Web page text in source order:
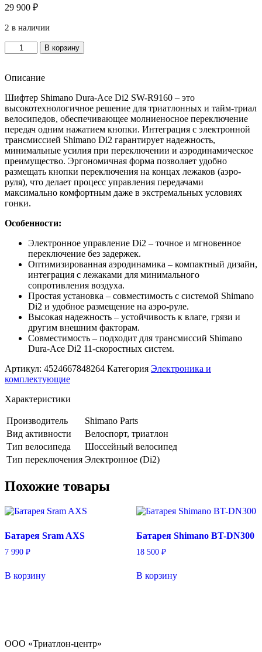
29 900 ₽
2 в наличии
Количество
товара
Shimano
SW-
R9160
В корзину
Описание
Шифтер Shimano Dura-Ace Di2 SW-R9160 – это
высокотехнологичное решение для триатлонных и тайм-триал
велосипедов, обеспечивающее молниеносное переключение
передач одним нажатием кнопки. Интеграция с электронной
трансмиссией Shimano Di2 гарантирует надежность,
минимальные усилия при переключении и аэродинамическое
преимущество. Эргономичная форма позволяет удобно
размещать кнопки переключения на концах лежаков (аэро-
руля), что делает процесс управления передачами
максимально комфортным даже в экстремальных условиях
гонки.
Особенности:
Электронное управление Di2 – точное и мгновенное
переключение без задержек.
Оптимизированная аэродинамика – компактный дизайн,
интеграция с лежаками для минимального
сопротивления воздуха.
Простая установка – совместимость с системой Shimano
Di2 и удобное размещение на аэро-руле.
Высокая надежность – устойчивость к влаге, грязи и
другим внешним факторам.
Совместимость – подходит для трансмиссий Shimano
Dura-Ace Di2 11-скоростных систем.
Артикул: 4524667848264 Категория Электроника и
комплектующие
Характеристики
Производитель
Shimano Parts
Вид активности
Велоспорт, триатлон
Тип велосипеда
Шоссейный велосипед
Тип переключения Электронное (Di2)
Похожие товары
Батарея Sram AXS
7 990 ₽
В корзину
Батарея Shimano BT-DN300
18 500 ₽
В корзину
ООО «Триатлон-центр»